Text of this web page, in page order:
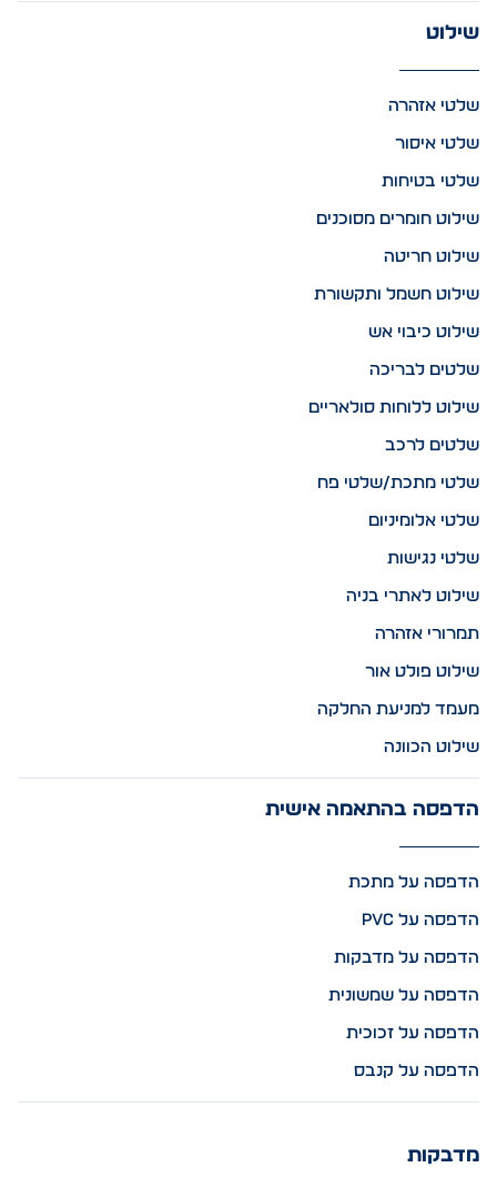
שילוט
שלטי אזהרה
שלטי איסור
שלטי בטיחות
שילוט חומרים מסוכנים
שילוט חריטה
שילוט חשמל ותקשורת
שילוט כיבוי אש
שלטים לבריכה
שילוט ללוחות סולאריים
שלטים לרכב
שלטי מתכת/שלטי פח
שלטי אלומיניום
שלטי נגישות
שילוט לאתרי בניה
תמרורי אזהרה
שילוט פולט אור
מעמד למניעת החלקה
שילוט הכוונה
הדפסה בהתאמה אישית
הדפסה על מתכת
הדפסה על PVC
הדפסה על מדבקות
הדפסה על שמשונית
הדפסה על זכוכית
הדפסה על קנבס
מדבקות